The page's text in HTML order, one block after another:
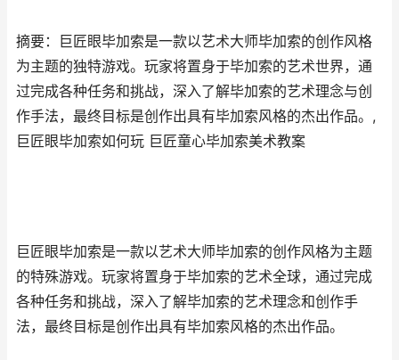
摘要：巨匠眼毕加索是一款以艺术大师毕加索的创作风格
为主题的独特游戏。玩家将置身于毕加索的艺术世界，通
过完成各种任务和挑战，深入了解毕加索的艺术理念与创
作手法，最终目标是创作出具有毕加索风格的杰出作品。,
巨匠眼毕加索如何玩 巨匠童心毕加索美术教案
巨匠眼毕加索是一款以艺术大师毕加索的创作风格为主题
的特殊游戏。玩家将置身于毕加索的艺术全球，通过完成
各种任务和挑战，深入了解毕加索的艺术理念和创作手
法，最终目标是创作出具有毕加索风格的杰出作品。